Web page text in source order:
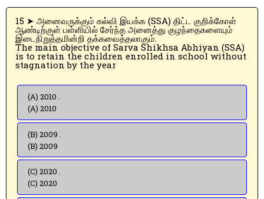
15 ➤ அனைவருக்கும் கல்வி இயக்க (SSA) திட்ட குறிக்கோள்
ஆண்டிற்குள் பள்ளியில் சேர்ந்த அனைத்து குழந்தைகளையும்
இடைநிறுத்தமின்றி தக்கவைத்தலாகும்.
The main objective of Sarva Shikhsa Abhiyan (SSA)
is to retain the children enrolled in school without
stagnation by the year
(A) 2010 .
(A) 2010
(B) 2009 .
(B) 2009
(C) 2020 .
(C) 2020